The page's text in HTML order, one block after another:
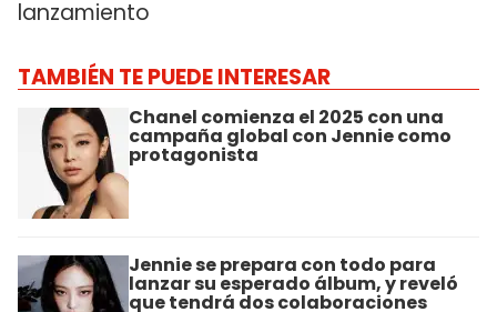
lanzamiento
TAMBIÉN TE PUEDE INTERESAR
Chanel comienza el 2025 con una
campaña global con Jennie como
protagonista
Jennie se prepara con todo para
lanzar su esperado álbum, y reveló
que tendrá dos colaboraciones